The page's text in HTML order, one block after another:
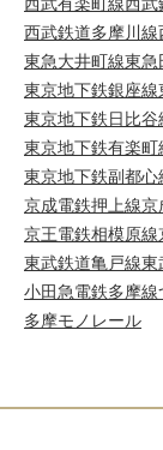
西武鉄道多摩川線
東急大井町線東急
東京地下鉄銀座線
東京地下鉄日比谷
東京地下鉄有楽町
東京地下鉄副都心
京成電鉄押上線京
京王電鉄相模原線
東武鉄道亀戸線東
小田急電鉄多摩線
多摩モノレール